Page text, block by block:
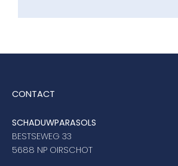
CONTACT
SCHADUWPARASOLS
BESTSEWEG 33
5688 NP OIRSCHOT